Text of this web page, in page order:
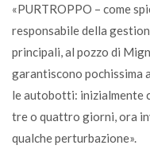
«PURTROPPO – come
responsabile della
principali, al pozzo di
garantiscono pochissima
le autobotti: inizialmente
tre o quattro giorni, ora
qualche perturbazione».